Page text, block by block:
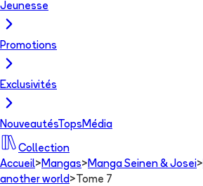
Jeunesse
Promotions
Exclusivités
NouveautésTops Média
Collection
Accueil> Mangas> Manga Seinen & Josei>
another world > Tome 7